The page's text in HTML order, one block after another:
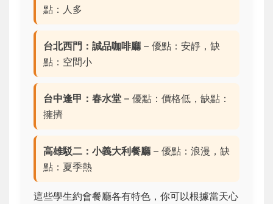
點：人多
台北西門：誠品咖啡廳 – 優點：安靜，缺
點：空間小
台中逢甲：春水堂 – 優點：價格低，缺點：
擁擠
高雄駁二：小義大利餐廳 – 優點：浪漫，缺
點：夏季熱
這些學生約會餐廳各有特色，你可以根據當天心